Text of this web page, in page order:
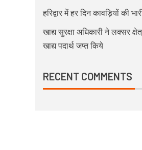
हरिद्वार में हर दिन कावड़ियों की
खाद्य सुरक्षा अधिकारी ने लक्सर
खाद्य पदार्थ जप्त किये
RECENT COMMENTS